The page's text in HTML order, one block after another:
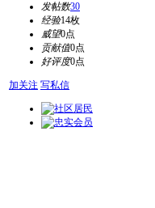
发帖数30
经验14枚
威望0点
贡献值0点
好评度0点
加关注 写私信